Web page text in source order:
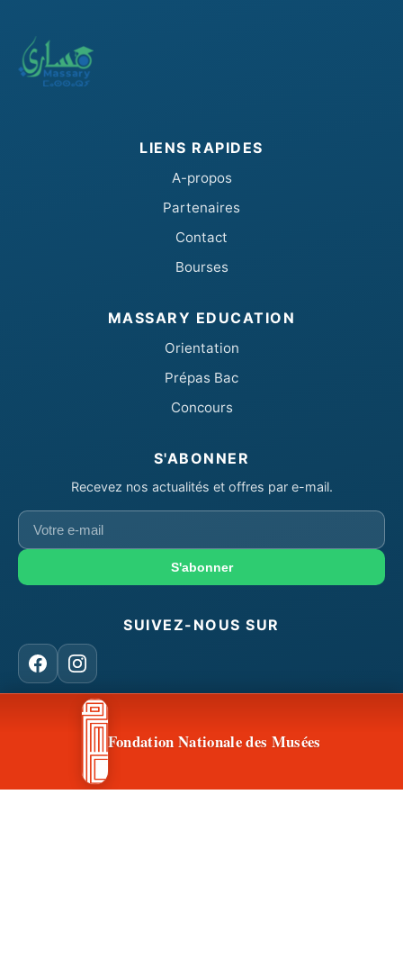
LIENS RAPIDES
A-propos
Partenaires
Contact
Bourses
MASSARY EDUCATION
Orientation
Prépas Bac
Concours
S'ABONNER
Recevez nos actualités et offres par e-mail.
Votre
e-
S'abonner
SUIVEZ-NOUS SUR
FacebookInstagram
CONTACT & ACCÈSFondation Nationale des Musées